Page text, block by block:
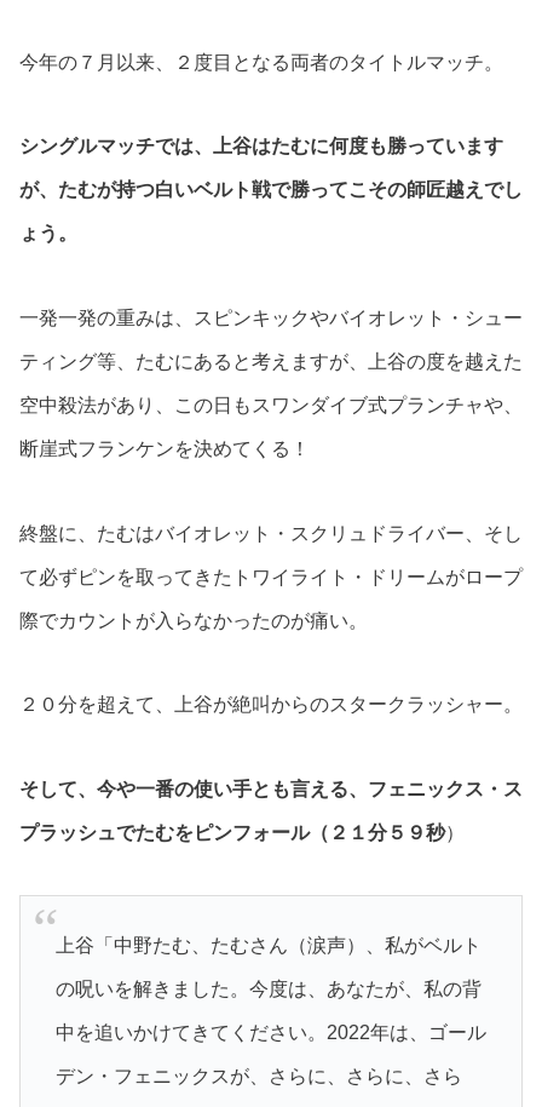
今年の７月以来、２度目となる両者のタイトルマッチ。
シングルマッチでは、上谷はたむに何度も勝っています
が、たむが持つ白いベルト戦で勝ってこその師匠越えでし
ょう。
一発一発の重みは、スピンキックやバイオレット・シュー
ティング等、たむにあると考えますが、上谷の度を越えた
空中殺法があり、この日もスワンダイブ式プランチャや、
断崖式フランケンを決めてくる！
終盤に、たむはバイオレット・スクリュドライバー、そし
て必ずピンを取ってきたトワイライト・ドリームがロープ
際でカウントが入らなかったのが痛い。
２０分を超えて、上谷が絶叫からのスタークラッシャー。
そして、今や一番の使い手とも言える、フェニックス・ス
プラッシュでたむをピンフォール（２１分５９秒）
上谷「中野たむ、たむさん（涙声）、私がベルト
の呪いを解きました。今度は、あなたが、私の背
中を追いかけてきてください。2022年は、ゴール
デン・フェニックスが、さらに、さらに、さら